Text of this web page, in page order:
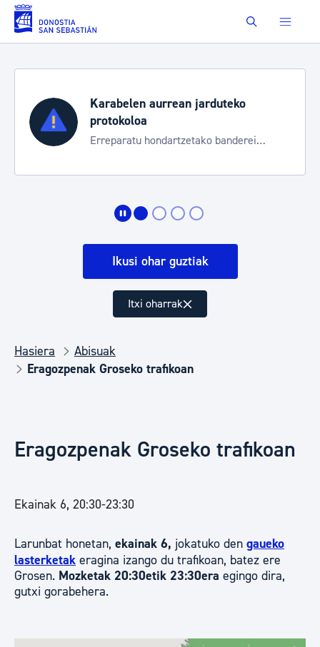
Eduki nagusira joan Buscar
Karabelen aurrean jarduteko
protokoloa
Erreparatu hondartzetako banderei
Ikusi ohar guztiak
Itxi oharrak
Hasiera
Abisuak
Eragozpenak Groseko trafikoan
Eragozpenak Groseko trafikoan
Ekainak 6, 20:30-23:30
Larunbat honetan, ekainak 6, jokatuko den gaueko
lasterketak eragina izango du trafikoan, batez ere
Grosen. Mozketak 20:30etik 23:30era egingo dira,
gutxi gorabehera.